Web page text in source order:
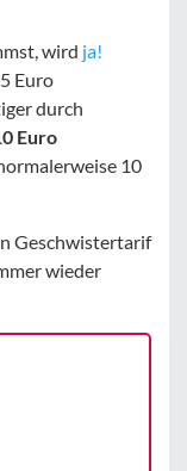
wird ja!
Euro
durch
Euro
10
Geschwistertarif
wieder